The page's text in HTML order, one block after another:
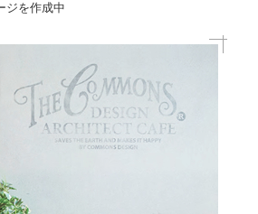
ジを作成中